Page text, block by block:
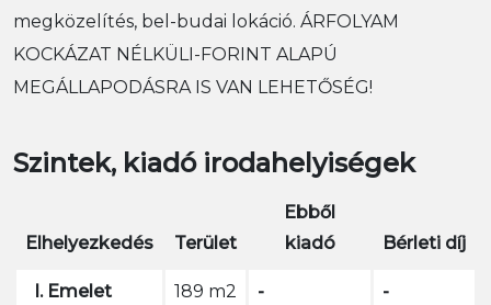
megközelítés, bel-budai lokáció. ÁRFOLYAM
KOCKÁZAT NÉLKÜLI-FORINT ALAPÚ
MEGÁLLAPODÁSRA IS VAN LEHETŐSÉG!
Szintek, kiadó irodahelyiségek
Elhelyezkedés Terület
Ebből
kiadó
Bérleti díj
I. Emelet 189 m2 - -